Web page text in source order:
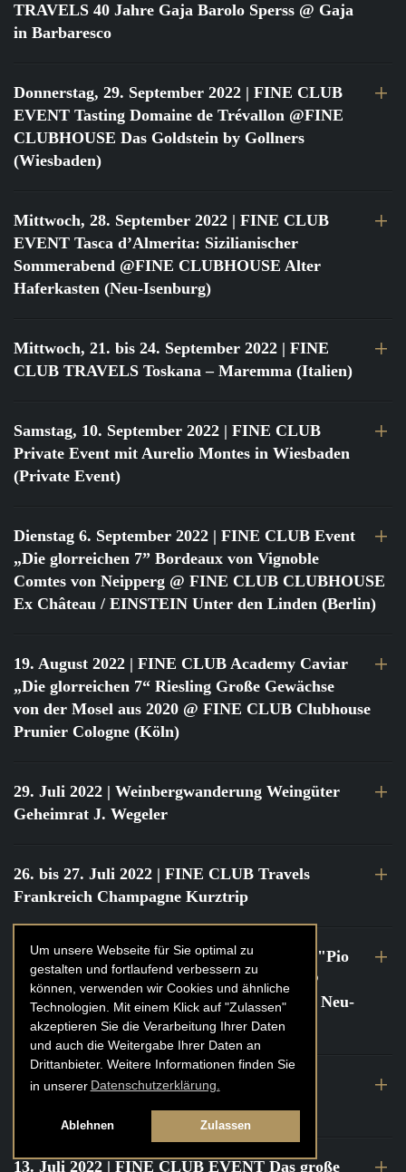
Um unsere Webseite für Sie optimal zu
gestalten und fortlaufend verbessern zu
können, verwenden wir Cookies und ähnliche
Technologien. Mit einem Klick auf "Zulassen"
akzeptieren Sie die Verarbeitung Ihrer Daten
und auch die Weitergabe Ihrer Daten an
Drittanbieter. Weitere Informationen finden Sie
in unserer Datenschutzerklärung.
Ablehnen Zulassen
TRAVELS 40 Jahre Gaja Barolo Sperss @ Gaja
in Barbaresco
Donnerstag, 29. September 2022 | FINE CLUB
EVENT Tasting Domaine de Trévallon @FINE
CLUBHOUSE Das Goldstein by Gollners
(Wiesbaden)
Mittwoch, 28. September 2022 | FINE CLUB
EVENT Tasca d’Almerita: Sizilianischer
Sommerabend @FINE CLUBHOUSE Alter
Haferkasten (Neu-Isenburg)
Mittwoch, 21. bis 24. September 2022 | FINE
CLUB TRAVELS Toskana – Maremma (Italien)
Samstag, 10. September 2022 | FINE CLUB
Private Event mit Aurelio Montes in Wiesbaden
(Private Event)
Dienstag 6. September 2022 | FINE CLUB Event
„Die glorreichen 7” Bordeaux von Vignoble
Comtes von Neipperg @ FINE CLUB CLUBHOUSE
Ex Château / EINSTEIN Unter den Linden (Berlin)
19. August 2022 | FINE CLUB Academy Caviar
„Die glorreichen 7“ Riesling Große Gewächse
von der Mosel aus 2020 @ FINE CLUB Clubhouse
Prunier Cologne (Köln)
29. Juli 2022 | Weinbergwanderung Weingüter
Geheimrat J. Wegeler
26. bis 27. Juli 2022 | FINE CLUB Travels
Frankreich Champagne Kurztrip
22. Juli 2022| FINE CLUB Private Dinner "Pio
Cesare" mit Tochter Frederica Pio Boffa @
FINE CLUB Clubhouse Alter Haferkasten, Neu-
Isenburg
21. bis 22. Juli 2022| FINE CLUB Travels
Frankreich Burgund Kurztrip
13. Juli 2022 | FINE CLUB EVENT Das große